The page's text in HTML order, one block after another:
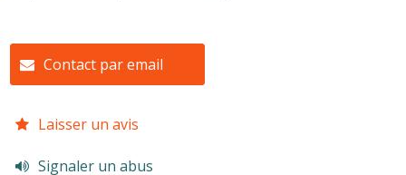
Contact par email
Laisser un avis
Signaler un abus